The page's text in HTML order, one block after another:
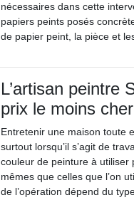
nécessaires dans cette
papiers peints posés
de papier peint, la pièce et
L’artisan peintre
prix le moins
Entretenir une maison toute
surtout lorsqu’il s’agit de
couleur de peinture à utiliser
mêmes que celles que l’on
de l’opération dépend du